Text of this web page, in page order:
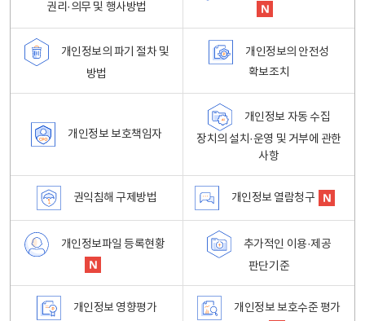
권리·의무 및 행사방법
개인정보의 파기 절차 및
방법
개인정보의 안전성
확보조치
개인정보 보호책임자
개인정보 자동 수집
장치의 설치·운영 및 거부에 관한
사항
권익침해 구제방법 개인정보 열람청구
개인정보파일 등록현황
추가적인 이용·제공
판단기준
개인정보 영향평가
개인정보 보호수준 평가